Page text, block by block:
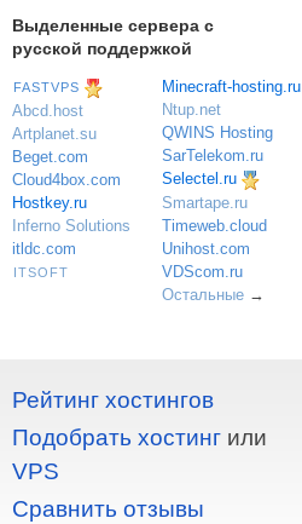
Выделенные сервера с
русской поддержкой
FASTVPS
Abcd.host
Artplanet.su
Beget.com
Cloud4box.com
Hostkey.ru
Inferno Solutions
itldc.com
ITSOFT
Minecraft-hosting.ru
Ntup.net
QWINS Hosting
SarTelekom.ru
Selectel.ru
Smartape.ru
Timeweb.cloud
Unihost.com
VDScom.ru
Остальные→
Рейтинг хостингов
Подобрать хостинг или
VPS
Сравнить отзывы